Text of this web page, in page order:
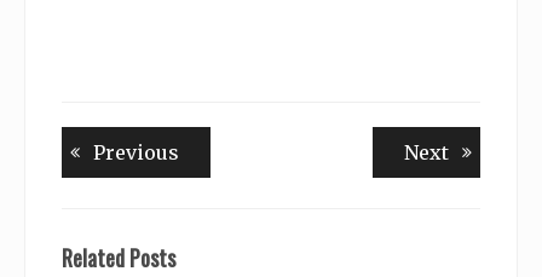
Beitragsnavigation
Previous NextNext
Related Posts